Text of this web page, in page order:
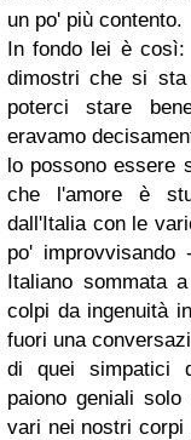
un po' più contento.
In fondo lei è così:
dimostri che si
poterci stare
eravamo
lo possono essere
che l'amore è
dall'Italia con le
po'
Italiano sommata
colpi da ingenuità
fuori una
di quei simpatici
paiono geniali
vari nei nostri corpi